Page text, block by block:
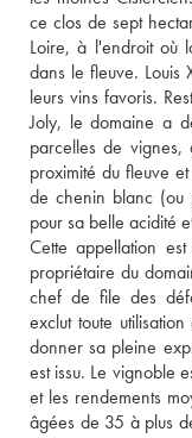
ce clos de sept
Loire, à l'endroit où
dans le fleuve. Louis
leurs vins favoris.
Joly, le domaine a
parcelles de vignes,
proximité du fleuve
de chenin blanc (ou
pour sa belle acidité
Cette appellation
propriétaire du
chef de file des
exclut toute
donner sa pleine
est issu. Le vignoble
et les rendements
âgées de 35 à plus